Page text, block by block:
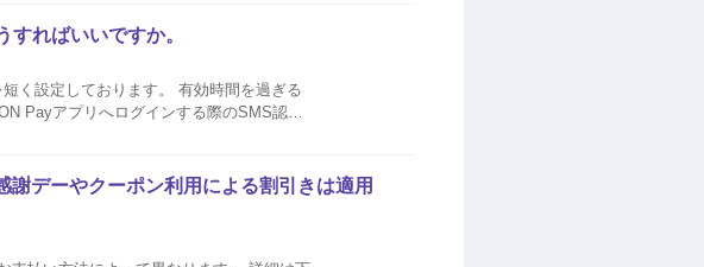
ればいいですか。
デーやクーポン利用による割引きは適用